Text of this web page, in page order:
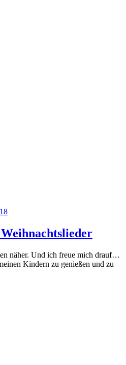
näher. Und ich freue mich drauf…
Kindern zu genießen und zu